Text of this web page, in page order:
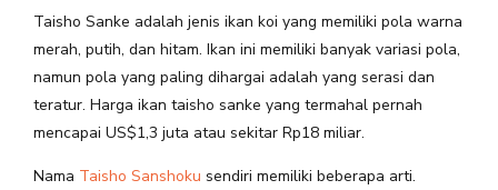
Taisho Sanke adalah jenis ikan koi yang memiliki pola warna
merah, putih, dan hitam. Ikan ini memiliki banyak variasi pola,
namun pola yang paling dihargai adalah yang serasi dan
teratur. Harga ikan taisho sanke yang termahal pernah
mencapai US$1,3 juta atau sekitar Rp18 miliar.
Nama Taisho Sanshoku sendiri memiliki beberapa arti.